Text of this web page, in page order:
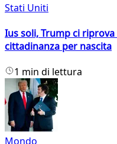
Stati Uniti
Ius soli, Trump ci
cittadinanza per nascita
1 min di lettura
Mondo